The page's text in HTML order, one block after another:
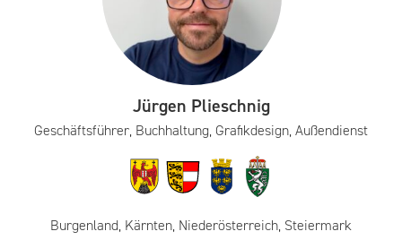
Jürgen Plieschnig
Geschäftsführer, Buchhaltung, Grafikdesign, Außendienst
Burgenland, Kärnten, Niederösterreich, Steiermark